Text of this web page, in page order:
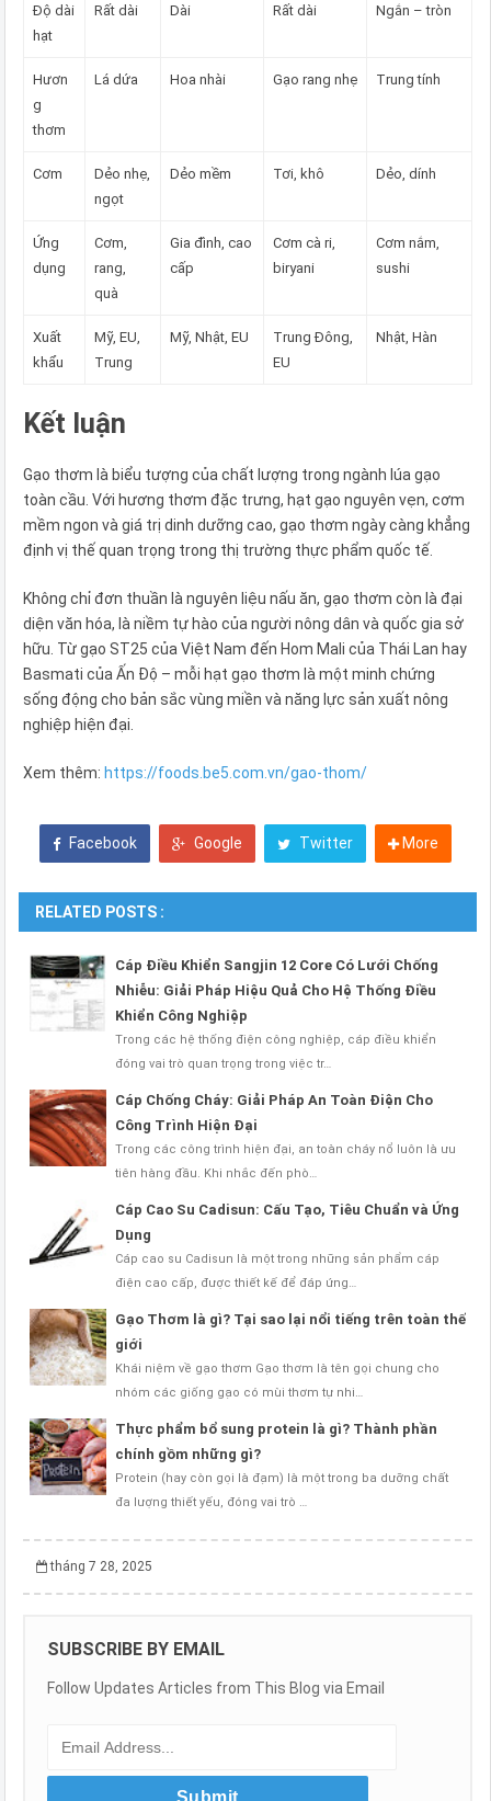
Độ dài
hạt
Rất dài Dài Rất dài Ngắn – tròn
Hươn
g
thơm
Lá dứa Hoa nhài Gạo rang nhẹ Trung tính
Cơm
Dẻo nhẹ,
ngọt
Dẻo mềm Tơi, khô Dẻo, dính
Ứng
dụng
Cơm,
rang,
quà
Gia đình, cao
cấp
Cơm cà ri,
biryani
Cơm nắm,
sushi
Xuất
khẩu
Mỹ, EU,
Trung
Mỹ, Nhật, EU
Trung Đông,
EU
Nhật, Hàn
Kết luận
Gạo thơm là biểu tượng của chất lượng trong ngành lúa gạo
toàn cầu. Với hương thơm đặc trưng, hạt gạo nguyên vẹn, cơm
mềm ngon và giá trị dinh dưỡng cao, gạo thơm ngày càng khẳng
định vị thế quan trọng trong thị trường thực phẩm quốc tế.
Không chỉ đơn thuần là nguyên liệu nấu ăn, gạo thơm còn là đại
diện văn hóa, là niềm tự hào của người nông dân và quốc gia sở
hữu. Từ gạo ST25 của Việt Nam đến Hom Mali của Thái Lan hay
Basmati của Ấn Độ – mỗi hạt gạo thơm là một minh chứng
sống động cho bản sắc vùng miền và năng lực sản xuất nông
nghiệp hiện đại.
Xem thêm: https://foods.be5.com.vn/gao-thom/
Facebook Google Twitter More
RELATED POSTS :
Cáp Điều Khiển Sangjin 12 Core Có Lưới Chống
Nhiễu: Giải Pháp Hiệu Quả Cho Hệ Thống Điều
Khiển Công Nghiệp
Trong các hệ thống điện công nghiệp, cáp điều khiển
đóng vai trò quan trọng trong việc tr…
Cáp Chống Cháy: Giải Pháp An Toàn Điện Cho
Công Trình Hiện Đại
Trong các công trình hiện đại, an toàn cháy nổ luôn là ưu
tiên hàng đầu. Khi nhắc đến phò…
Cáp Cao Su Cadisun: Cấu Tạo, Tiêu Chuẩn và Ứng
Dụng
Cáp cao su Cadisun là một trong những sản phẩm cáp
điện cao cấp, được thiết kế để đáp ứng…
Gạo Thơm là gì? Tại sao lại nổi tiếng trên toàn thế
giới
Khái niệm về gạo thơm Gạo thơm là tên gọi chung cho
nhóm các giống gạo có mùi thơm tự nhi…
Thực phẩm bổ sung protein là gì? Thành phần
chính gồm những gì?
Protein (hay còn gọi là đạm) là một trong ba dưỡng chất
đa lượng thiết yếu, đóng vai trò …
tháng 7 28, 2025
SUBSCRIBE BY EMAIL
Follow Updates Articles from This Blog via Email